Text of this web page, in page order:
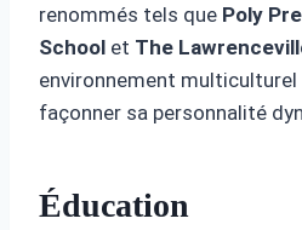
renommés tels que Poly
School et The
environnement multiculturel
façonner sa personnalité
Éducation